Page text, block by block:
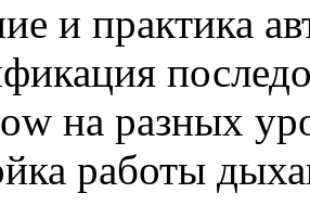
и практика
на разных
работы